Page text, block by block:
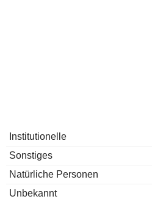
Institutionelle
Sonstiges
Natürliche Personen
Unbekannt